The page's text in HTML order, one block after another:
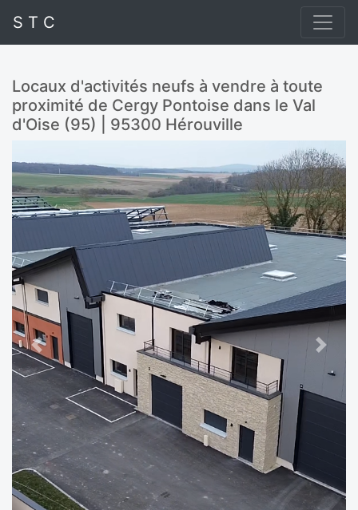
S T C
Locaux d'activités neufs à vendre à toute
proximité de Cergy Pontoise dans le Val
d'Oise (95) | 95300 Hérouville
Previous Next